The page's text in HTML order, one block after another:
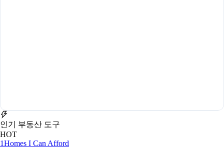
인기 부동산 도구
HOT
1Homes I Can Afford